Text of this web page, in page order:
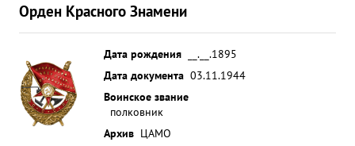
Орден Красного Знамени
Дата рождения
__.__.1895
Дата документа 03.11.1944
Воинское звание
полковник
Архив ЦАМО